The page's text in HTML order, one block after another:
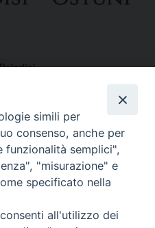
9 - 13
simili per
consenso, anche per
funzionalità semplici",
"misurazione" e
specificato nella
all'utilizzo dei